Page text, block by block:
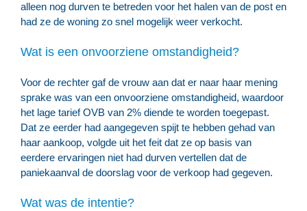
alleen nog durven te betreden voor het halen van de post en
had ze de woning zo snel mogelijk weer verkocht.
Wat is een onvoorziene omstandigheid?
Voor de rechter gaf de vrouw aan dat er naar haar mening
sprake was van een onvoorziene omstandigheid, waardoor
het lage tarief OVB van 2% diende te worden toegepast.
Dat ze eerder had aangegeven spijt te hebben gehad van
haar aankoop, volgde uit het feit dat ze op basis van
eerdere ervaringen niet had durven vertellen dat de
paniekaanval de doorslag voor de verkoop had gegeven.
Wat was de intentie?